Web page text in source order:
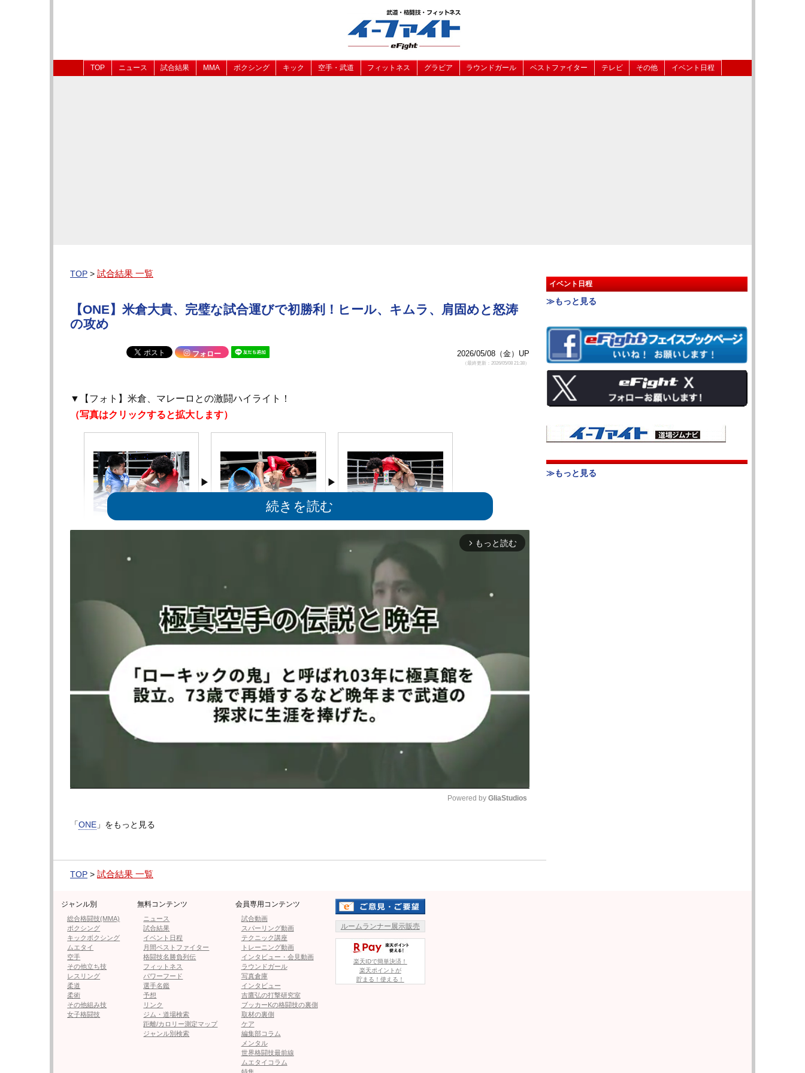
TOP ニュース 試合結果 MMA ボクシング キック 空手・武道 フィットネス グラビア ラウンドガール ベストファイター テレビ その他 イベント日程
TOP > 試合結果 一覧
【ONE】米倉大貴、完璧な試合運びで初勝利！ヒール、キムラ、肩固めと怒涛
の攻め
フォロー 2026/05/08（金）UP
（最終更新：2026/05/08 21:38）
▼【フォト】米倉、マレーロとの激闘ハイライト！
（写真はクリックすると拡大します）
◀︎米倉大貴、完璧な試合運びで初勝利！ の記事にもどる
1 2
≪ 前のページへ 次のページへ ≫
・武尊、ロッタン戦で見えた“強さ”の正体、“首の爆弾”と妻の覚悟
・【ONE】平田樹 ｢勝ったよ！｣とアップした写真がマッチョすぎ！ファン「5枚目ポスターに
なる」
・ロシア美女戦士ディアチコワ、悶絶ボディで秒殺KO！「王座獲得は近い」＝ONE
arrow_forward_ios もっと読む
Powered by GliaStudios
「ONE 」をもっと見る
TOP > 試合結果 一覧
イベント日程
≫もっと見る
≫もっと見る
ジャンル別
総合格闘技(MMA)
ボクシング
キックボクシング
ムエタイ
空手
その他立ち技
レスリング
柔道
柔術
その他組み技
女子格闘技
無料コンテンツ
ニュース
試合結果
イベント日程
月間ベストファイター
格闘技名勝負列伝
フィットネス
パワーフード
選手名鑑
予想
リンク
ジム・道場検索
距離/カロリー測定マップ
ジャンル別検索
会員専用コンテンツ
試合動画
スパーリング動画
テクニック講座
トレーニング動画
インタビュー・会見動画
ラウンドガール
写真倉庫
インタビュー
吉鷹弘の打撃研究室
ブッカーKの格闘技の裏側
取材の裏側
ケア
編集部コラム
メンタル
世界格闘技最前線
ムエタイコラム
ルームランナー展示販売
楽天IDで簡単決済！
楽天ポイントが
貯まる！使える！